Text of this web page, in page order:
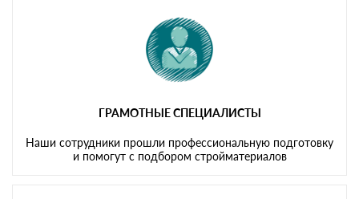
ГРАМОТНЫЕ СПЕЦИАЛИСТЫ
Наши сотрудники прошли профессиональную подготовку
и помогут с подбором стройматериалов